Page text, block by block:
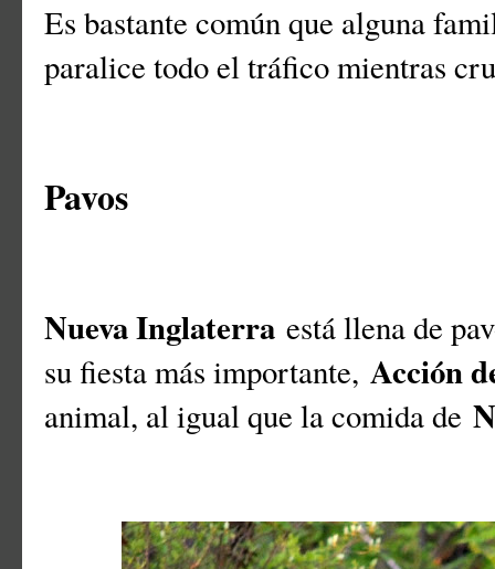
Es bastante común que alguna
paralice todo el tráfico mientras
Pavos
Nueva Inglaterra está llena de
su fiesta más importante, Acción
animal, al igual que la comida de